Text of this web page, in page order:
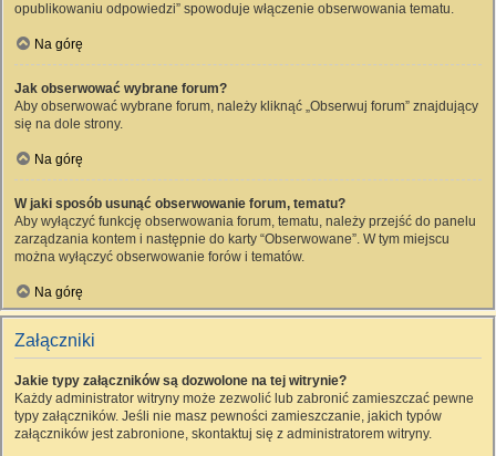
opublikowaniu odpowiedzi” spowoduje włączenie obserwowania tematu.
Na górę
Jak obserwować wybrane forum?
Aby obserwować wybrane forum, należy kliknąć „Obserwuj forum” znajdujący
się na dole strony.
Na górę
W jaki sposób usunąć obserwowanie forum, tematu?
Aby wyłączyć funkcję obserwowania forum, tematu, należy przejść do panelu
zarządzania kontem i następnie do karty “Obserwowane”. W tym miejscu
można wyłączyć obserwowanie forów i tematów.
Na górę
Załączniki
Jakie typy załączników są dozwolone na tej witrynie?
Każdy administrator witryny może zezwolić lub zabronić zamieszczać pewne
typy załączników. Jeśli nie masz pewności zamieszczanie, jakich typów
załączników jest zabronione, skontaktuj się z administratorem witryny.